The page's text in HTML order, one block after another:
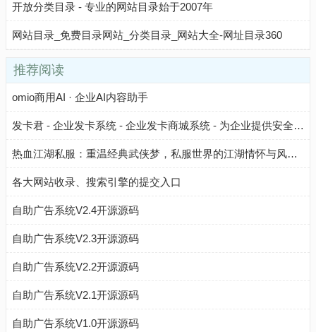
开放分类目录 - 专业的网站目录始于2007年
网站目录_免费目录网站_分类目录_网站大全-网址目录360
推荐阅读
omio商用AI · 企业AI内容助手
发卡君 - 企业发卡系统 - 企业发卡商城系统 - 为企业提供安全、高效、自动化的卡密管理与发卡解决方案，降低运营成本，提升业务效率。
热血江湖私服：重温经典武侠梦，私服世界的江湖情怀与风险解析​
各大网站收录、搜索引擎的提交入口
自助广告系统V2.4开源源码
自助广告系统V2.3开源源码
自助广告系统V2.2开源源码
自助广告系统V2.1开源源码
自助广告系统V1.0开源源码